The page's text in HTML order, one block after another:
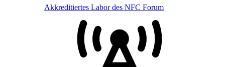
Akkreditiertes Labor des NFC Forum